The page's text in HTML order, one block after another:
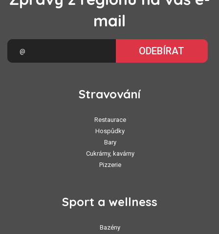
mail
ODEBÍRAT
Stravování
Restaurace
Hospůdky
Bary
Cukrárny, kavárny
Pizzerie
Sport a wellness
Bazény